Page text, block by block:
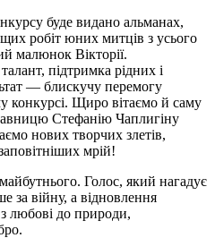
буде видано альманах,
робіт юних митців з усього
малюнок Вікторії.
підтримка рідних і
— блискучу перемогу
конкурсі. Щиро вітаємо й саму
Стефанію Чаплигіну
нових творчих злетів,
мрій!
Голос, який нагадує
за війну, а відновлення
любові до природи,